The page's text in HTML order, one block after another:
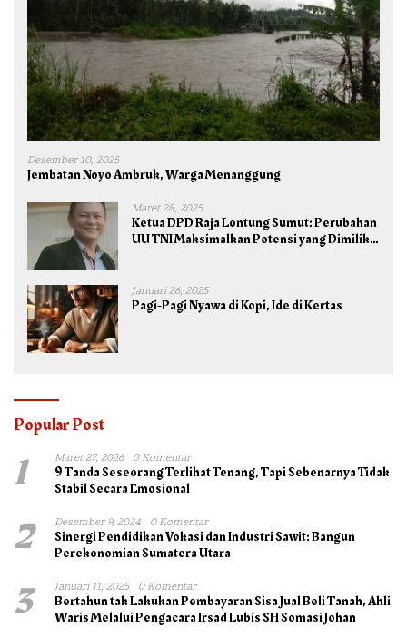
Desember 10, 2025
Jembatan Noyo Ambruk, Warga Menanggung
Maret 28, 2025
Ketua DPD Raja Lontung Sumut: Perubahan
UU TNI Maksimalkan Potensi yang Dimiliki
Januari 26, 2025
Pagi-Pagi Nyawa di Kopi, Ide di Kertas
Popular Post
1 Maret 27, 2026 0 Komentar
9 Tanda Seseorang Terlihat Tenang, Tapi Sebenarnya Tidak
Stabil Secara Emosional
2 Desember 9, 2024 0 Komentar
Sinergi Pendidikan Vokasi dan Industri Sawit: Bangun
Perekonomian Sumatera Utara
3 Januari 11, 2025 0 Komentar
Bertahun tak Lakukan Pembayaran Sisa Jual Beli Tanah, Ahli
Waris Melalui Pengacara Irsad Lubis SH Somasi Johan